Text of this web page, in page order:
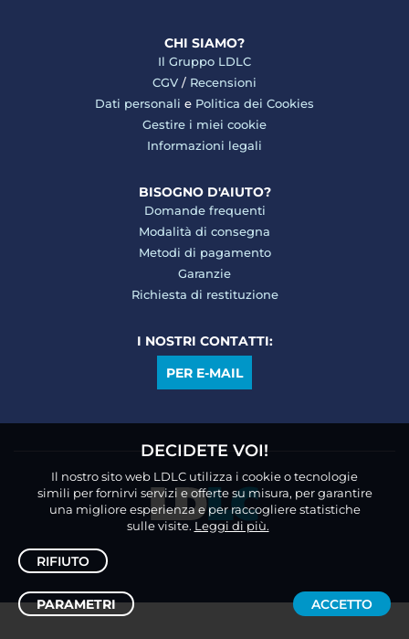
CHI SIAMO?
Il Gruppo LDLC
CGV / Recensioni
Dati personali e Politica dei Cookies
Gestire i miei cookie
Informazioni legali
BISOGNO D'AIUTO?
Domande frequenti
Modalità di consegna
Metodi di pagamento
Garanzie
Richiesta di restituzione
I NOSTRI CONTATTI:
PER E-MAIL
DECIDETE VOI!
Il nostro sito web LDLC utilizza i cookie o tecnologie
simili per fornirvi servizi e offerte su misura, per garantire
una migliore esperienza e per raccogliere statistiche
sulle visite. Leggi di più.
RIFIUTO
PARAMETRI ACCETTO